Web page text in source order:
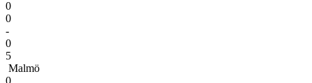
0
0
-
0
5
Malmö
0